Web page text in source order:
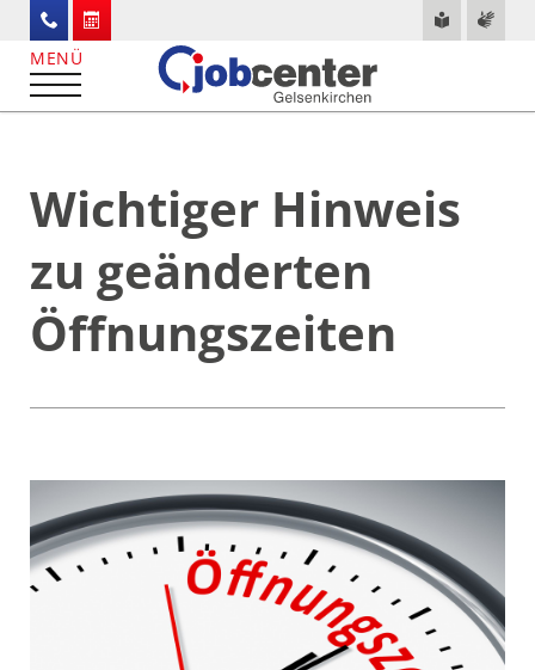
Wichtiger Hinweis
zu geänderten
Öffnungszeiten